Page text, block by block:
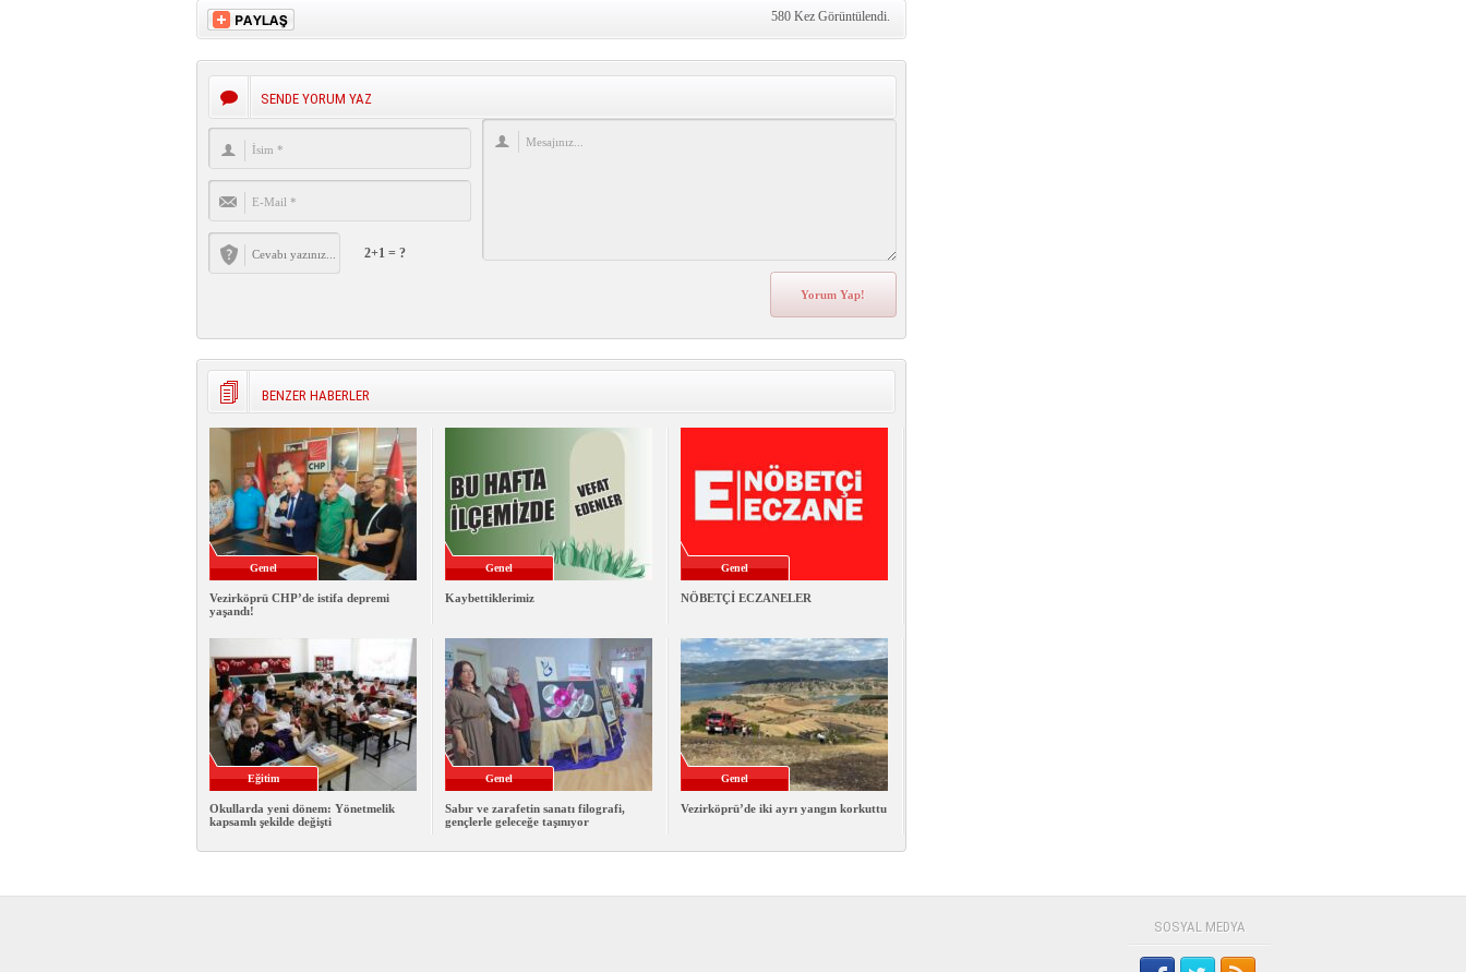
580 Kez Görüntülendi.
SENDE YORUM YAZ
2+1 = ?
BENZER HABERLER
Genel
Vezirköprü CHP’de istifa depremi
yaşandı!
Genel
Kaybettiklerimiz
Genel
NÖBETÇİ ECZANELER
Eğitim
Okullarda yeni dönem: Yönetmelik
kapsamlı şekilde değişti
Genel
Sabır ve zarafetin sanatı filografi,
gençlerle geleceğe taşınıyor
Genel
Vezirköprü’de iki ayrı yangın korkuttu
SOSYAL MEDYA